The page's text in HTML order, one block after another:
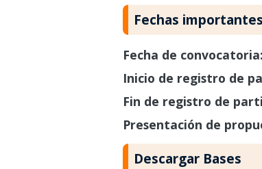
Fechas importantes
Fecha de convocatoria:
Inicio de registro de
Fin de registro de
Presentación de
Descargar Bases